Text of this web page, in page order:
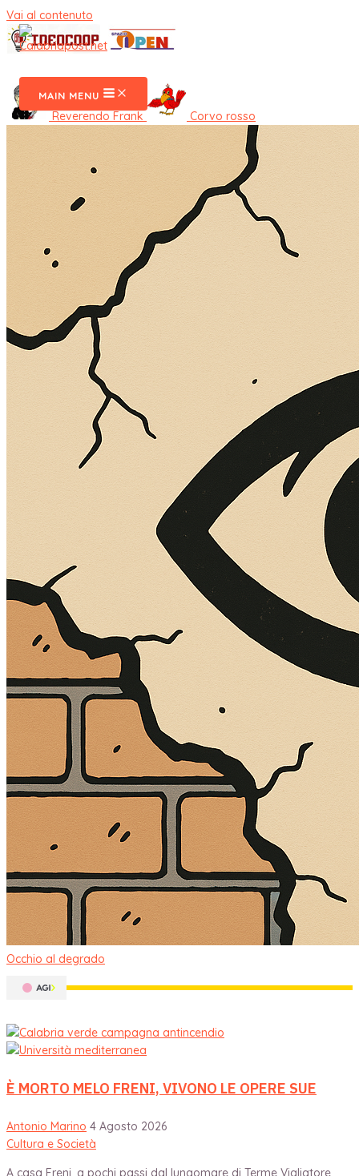
Vai al contenuto
MAIN MENU
Reverendo Frank Corvo rosso
Occhio al degrado
È MORTO MELO FRENI, VIVONO LE OPERE SUE
Antonio Marino 4 Agosto 2026
Cultura e Società
A casa Freni, a pochi passi dal lungomare di Terme Vigliatore,